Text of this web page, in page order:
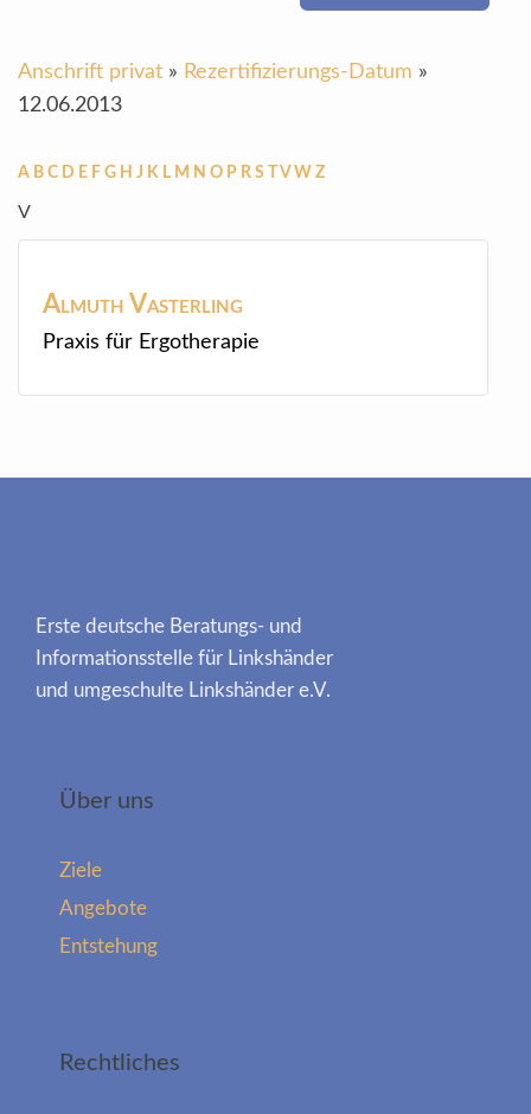
Anschrift privat » Rezertifizierungs-Datum »
12.06.2013
A B C D E F G H J K L M N O P R S V W Z
V
Almuth Vasterling
Praxis für Ergotherapie
Erste deutsche Beratungs- und
Informationsstelle für Linkshänder
und umgeschulte Linkshänder e.V.
Über uns
Ziele
Angebote
Entstehung
Rechtliches